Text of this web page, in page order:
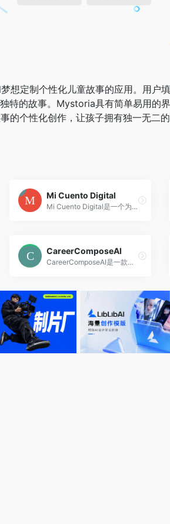
想定制个性化儿童故事的应用。用户
特的故事。Mystoria具有简单易用的
个性化创作，让孩子拥有独一无二的
Mi Cuento Digital
Mi Cuento Digital是一个为孩子们定制独特而个性化的故事的平台。它通过绘图和互动故事的方式，刺激孩子们的想象力和好奇心。我们的故事不仅仅是娱乐，还教育孩子们重要的价值观，并在早期培养他们对阅读的热爱。通过Mi Cuento Digital，你可以为你的孩子创造独特的、令人难忘的阅读时刻。
CareerComposeAI
CareerComposeAI是一款由OpenAI驱动的个性化求职信生成工具。它可以帮助用户快速生成定制的求职信，提供与LinkedIn职位要求和用户个人资料相匹配的内容。这款插件可以节省用户写求职信的时间，使用户能够更专注于其他重要的求职准备工作。